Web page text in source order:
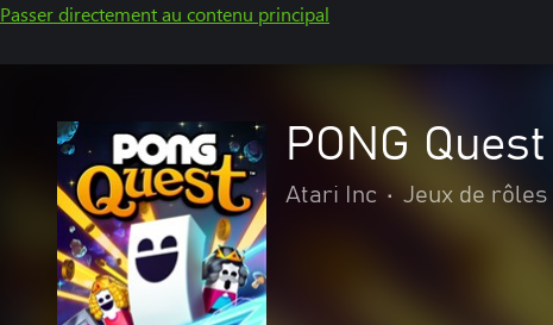
Passer directement au contenu principal
PONG Quest
Atari Inc • Jeux de rôles